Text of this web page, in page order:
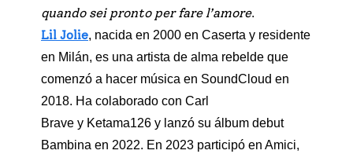
quando sei pronto per fare l’amore.
Lil Jolie, nacida en 2000 en Caserta y residente
en Milán, es una artista de alma rebelde que
comenzó a hacer música en SoundCloud en
2018. Ha colaborado con Carl
Brave y Ketama126 y lanzó su álbum debut
Bambina en 2022. En 2023 participó en Amici,